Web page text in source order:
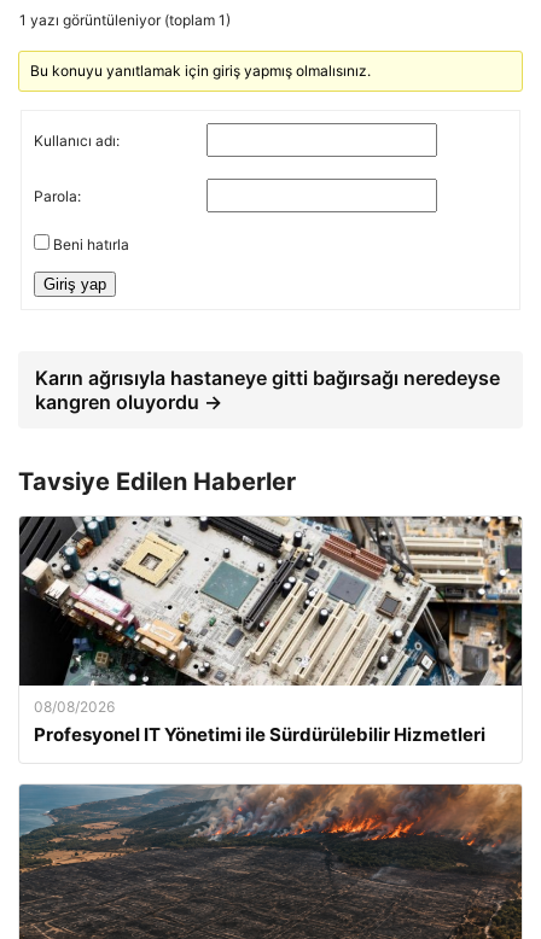
1 yazı görüntüleniyor (toplam 1)
Bu konuyu yanıtlamak için giriş yapmış olmalısınız.
Kullanıcı adı:
Parola:
Beni hatırla
Giriş yap
Karın ağrısıyla hastaneye gitti bağırsağı neredeyse
kangren oluyordu →
Tavsiye Edilen Haberler
08/08/2026
Profesyonel IT Yönetimi ile Sürdürülebilir Hizmetleri